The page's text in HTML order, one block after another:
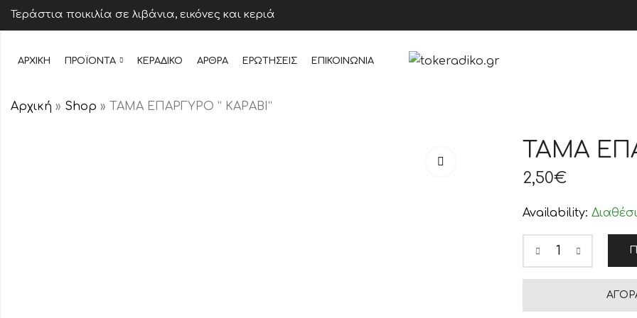
Τεράστια ποικιλία σε λιβάνια, εικόνες και κεριά
ΑΡΧΙΚΉ ΠΡΟΪΌΝΤΑ ΚΕΡΆΔΙΚΟ ΆΡΘΡΑ ΕΡΩΤΉΣΕΙΣ ΕΠΙΚΟΙΝΩΝΊΑ
Αρχική » Shop » ΤΑΜΑ ΕΠΑΡΓΥΡΟ ” ΚΑΡΑΒΙ”
ΤΑΜΑ
2,50€
Availability: